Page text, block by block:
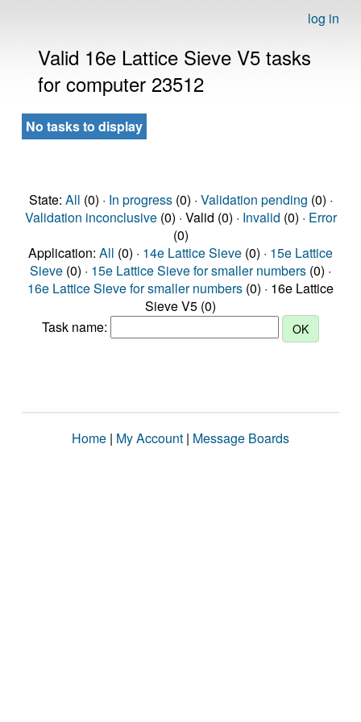
log in
Valid 16e Lattice Sieve V5 tasks
for computer 23512
No tasks to display
State: All (0) · In progress(0) · Validation pending (0) ·
Validation inconclusive(0) · Valid (0) · Invalid (0) · Error
(0)
Application: All (0) · 14e Lattice Sieve (0) · 15e Lattice
Sieve (0) · 15e Lattice Sieve for smaller numbers (0) ·
16e Lattice Sieve for smaller numbers (0) · 16e Lattice
Sieve V5 (0)
Task name:
Home | My Account | Message Boards